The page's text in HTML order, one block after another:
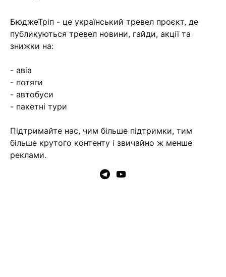
БюджеТріп - це український тревел проєкт, де
публикуються тревел новини, гайди, акції та
знижки на:
- авіа
- потяги
- автобуси
- пакетні тури
Підтримайте нас, чим більше підтримки, тим
більше крутого контенту і звичайно ж менше
реклами.